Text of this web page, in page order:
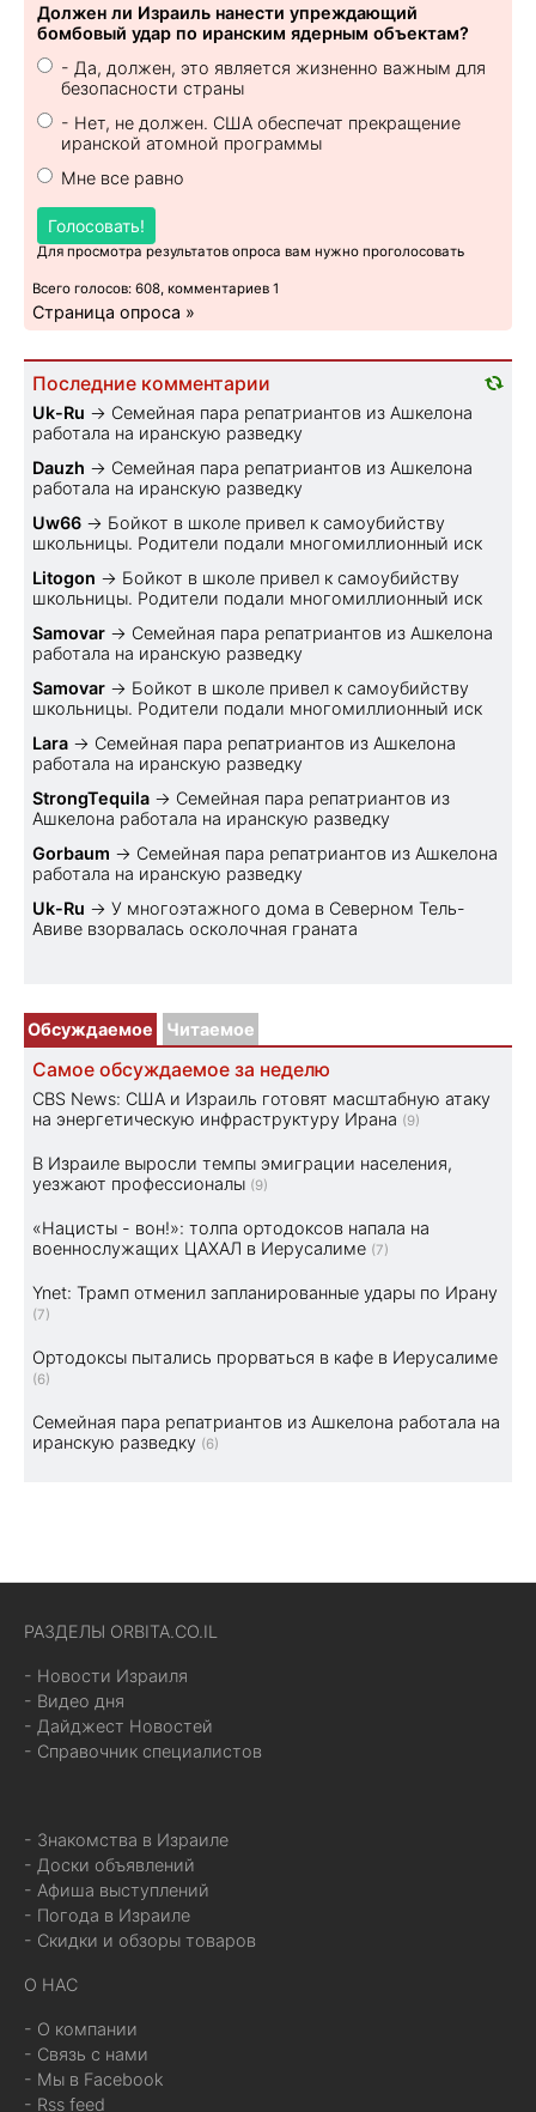
Должен ли Израиль нанести упреждающий
бомбовый удар по иранским ядерным объектам?
- Да, должен, это является жизненно важным для
безопасности страны
- Нет, не должен. США обеспечат прекращение
иранской атомной программы
Мне все равно
Голосовать!
Для просмотра результатов опроса вам нужно проголосовать
Всего голосов: 608, комментариев 1
Страница опроса »
Последние комментарии
Uk-Ru → Семейная пара репатриантов из Ашкелона
работала на иранскую разведку
Dauzh → Семейная пара репатриантов из Ашкелона
работала на иранскую разведку
Uw66 → Бойкот в школе привел к самоубийству
школьницы. Родители подали многомиллионный иск
Litogon → Бойкот в школе привел к самоубийству
школьницы. Родители подали многомиллионный иск
Samovar → Семейная пара репатриантов из Ашкелона
работала на иранскую разведку
Samovar → Бойкот в школе привел к самоубийству
школьницы. Родители подали многомиллионный иск
Lara → Семейная пара репатриантов из Ашкелона
работала на иранскую разведку
StrongTequila → Семейная пара репатриантов из
Ашкелона работала на иранскую разведку
Gorbaum → Семейная пара репатриантов из Ашкелона
работала на иранскую разведку
Uk-Ru → У многоэтажного дома в Северном Тель-
Авиве взорвалась осколочная граната
Обсуждаемое Читаемое
Самое обсуждаемое за неделю
CBS News: США и Израиль готовят масштабную атаку
на энергетическую инфраструктуру Ирана (9)
В Израиле выросли темпы эмиграции населения,
уезжают профессионалы (9)
«Нацисты - вон!»: толпа ортодоксов напала на
военнослужащих ЦАХАЛ в Иерусалиме (7)
Ynet: Трамп отменил запланированные удары по Ирану
(7)
Ортодоксы пытались прорваться в кафе в Иерусалиме
(6)
Семейная пара репатриантов из Ашкелона работала на
иранскую разведку (6)
РАЗДЕЛЫ ORBITA.CO.IL
- Новости Израиля
- Видео дня
- Дайджест Новостей
- Справочник специалистов
- Знакомства в Израиле
- Доски объявлений
- Афиша выступлений
- Погода в Израиле
- Скидки и обзоры товаров
О НАС
- О компании
- Связь с нами
- Мы в Facebook
- Rss feed